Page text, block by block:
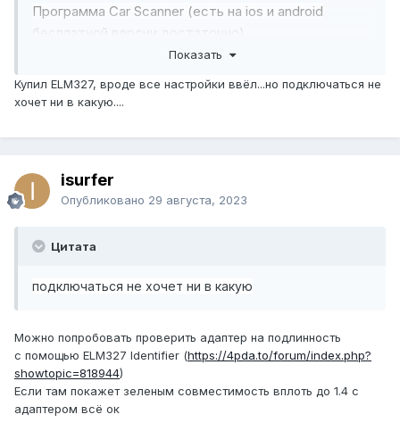
Программа Car Scanner (есть на ios и android
бесплатной версии достаточно)
В настройках, выбрать профиль
Toyota OBD-II/EOBD K-Line/KWP +
extra sensors
подключения и в расширенных настройках,
строка инициализации дубль текстом:
ATSP5
ATSH8113F0
ATIIA13
ATIB10
Показать
Купил ELM327, вроде все настройки ввёл...но подключаться не
хочет ни в какую....
isurfer
Опубликовано 29 августа, 2023
Цитата
подключаться не хочет ни в какую
Можно попробовать проверить адаптер на подлинность
с помощью ELM327 Identifier (https://4pda.to/forum/index.php?
showtopic=818944)
Если там покажет зеленым совместимость вплоть до 1.4 с
адаптером всё ок